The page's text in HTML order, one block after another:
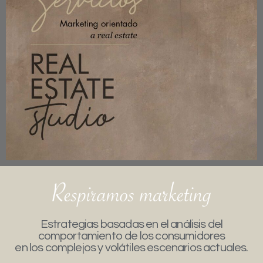
Estrategias basadas en el análisis del
comportamiento de los consumidores
en los complejos y volátiles escenarios actuales.